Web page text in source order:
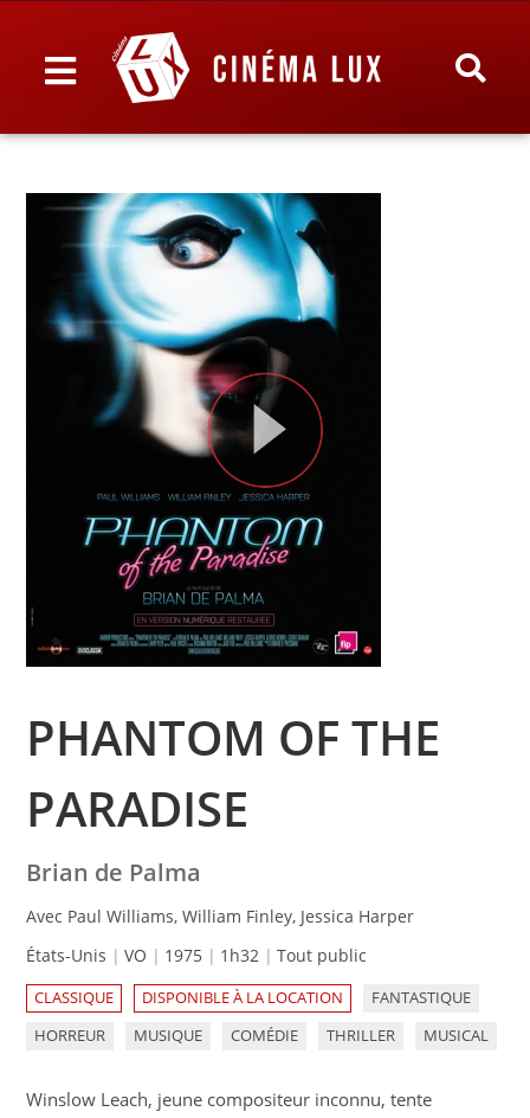
PHANTOM OF THE
PARADISE
Brian de Palma
Avec Paul Williams, William Finley, Jessica Harper
États-Unis
VO 1975 1h32 Tout public
CLASSIQUE DISPONIBLE À LA LOCATION
FANTASTIQUE
HORREUR
MUSIQUE COMÉDIE THRILLER MUSICAL
Winslow Leach, jeune compositeur inconnu, tente